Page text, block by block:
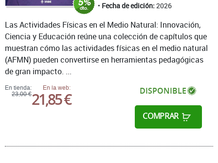
Fecha de edición: 2026
En tienda:
23,00 €
En la web:
21,85 € DISPONIBLE
COMPRAR
Las Actividades Físicas en el Medio Natural: Innovación,
Ciencia y Educación reúne una colección de capítulos que
muestran cómo las actividades físicas en el medio natural
(AFMN) pueden convertirse en herramientas pedagógicas
de gran impacto. ...